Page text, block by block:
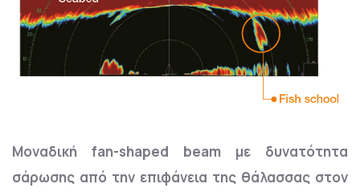
Μοναδική fan-shaped beam με δυνατότητα
σάρωσης από την επιφάνεια της θάλασσας στον